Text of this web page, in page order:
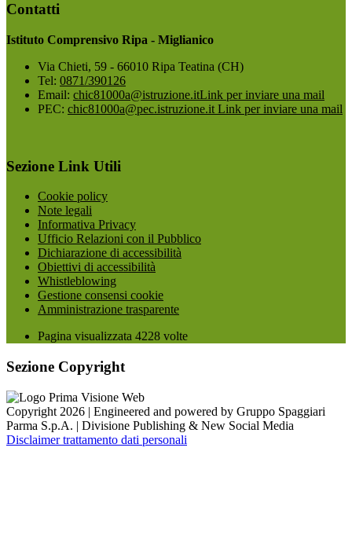
Contatti
Istituto Comprensivo Ripa - Miglianico
Via Chieti, 59 - 66010 Ripa Teatina (CH)
Tel: 0871/390126
Email: chic81000a@istruzione.itLink per inviare una mail
PEC: chic81000a@pec.istruzione.it Link per inviare una mail
Sezione Link Utili
Cookie policy
Note legali
Informativa Privacy
Ufficio Relazioni con il Pubblico
Dichiarazione di accessibilità
Obiettivi di accessibilità
Whistleblowing
Gestione consensi cookie
Amministrazione trasparente
Pagina visualizzata 4228 volte
Sezione Copyright
Copyright 2026 | Engineered and powered by Gruppo Spaggiari
Parma S.p.A. | Divisione Publishing & New Social Media
Disclaimer trattamento dati personali